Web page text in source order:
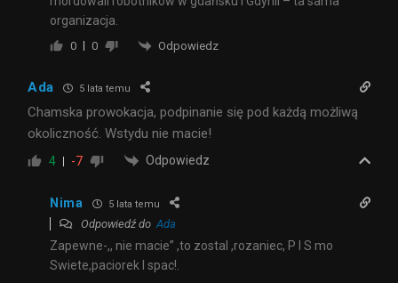
organizacja.
0 0 Odpowiedz
Ada 5 lata temu
Chamska prowokacja, podpinanie się pod każdą możliwą
okoliczność. Wstydu nie macie!
4 -7 Odpowiedz
Nima 5 lata temu
Odpowiedź doAda
Zapewne-,, nie macie” ,to zostal ,rozaniec, P I S mo
Swiete,paciorek I spac!.